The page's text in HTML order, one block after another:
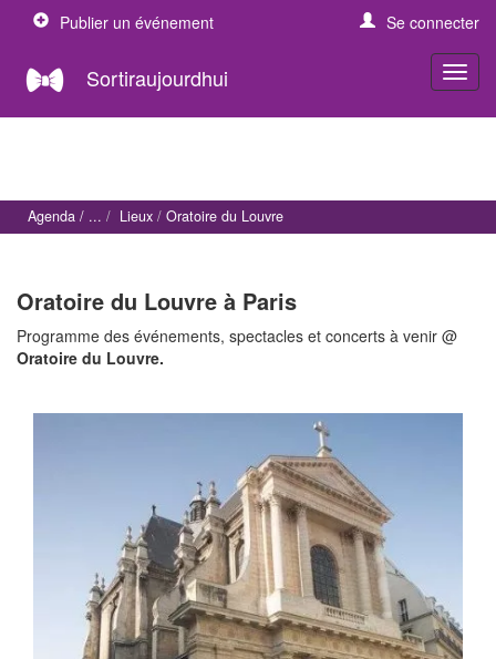
Publier un événement Se connecter
Sortiraujourdhui
Agenda Lieux Oratoire du Louvre
Oratoire du Louvre à Paris
Programme des événements, spectacles et concerts à venir @
Oratoire du Louvre.